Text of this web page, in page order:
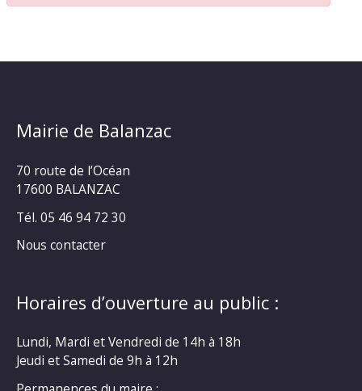
Mairie de Balanzac
70 route de l’Océan
17600 BALANZAC
Tél. 05 46 94 72 30
Nous contacter
Horaires d’ouverture au public :
Lundi, Mardi et Vendredi de 14h à 18h
Jeudi et Samedi de 9h à 12h